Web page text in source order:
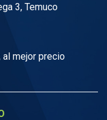
3, Temuco
al mejor precio